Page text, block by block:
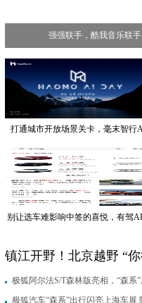
强强联手，酷我音乐联
打通城市开放场景关卡，毫末智行
DAY发布城市NOH
别让选车难影响中签的喜悦，有驾
镇江开野！北京越野 “
极狐阿尔法S/T森林版亮相，“森系
极狐汽车“森系”出行闪亮上海车展